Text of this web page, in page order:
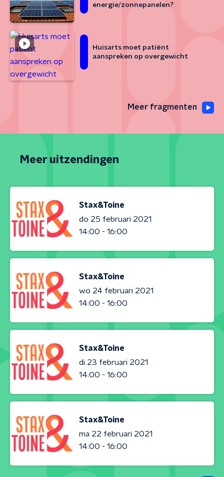
energie/zonnepanelen?
Huisarts moet patiënt
aanspreken op overgewicht
Meer fragmenten
Meer uitzendingen
Stax&Toine
do 25 februari 2021
14:00 - 16:00
Stax&Toine
wo 24 februari 2021
14:00 - 16:00
Stax&Toine
di 23 februari 2021
14:00 - 16:00
Stax&Toine
ma 22 februari 2021
14:00 - 16:00